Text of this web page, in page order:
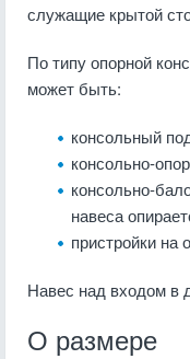
служащие крытой
По типу опорной
может быть:
консольный
консольно-
консольно-
навеса
пристройки на
Навес над входом в
О размере